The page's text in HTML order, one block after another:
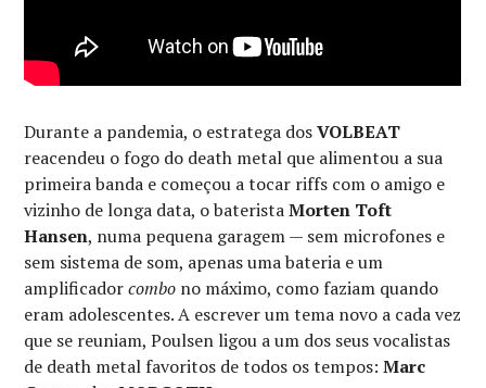
Durante a pandemia, o estratega dosVOLBEAT
reacendeu o fogo do death metal que alimentou a sua
primeira banda e começou a tocar riffs com o amigo e
vizinho de longa data, o bateristaMorten Toft
Hansen, numa pequena garagem — sem microfones e
sem sistema de som, apenas uma bateria e um
amplificadorcombo no máximo, como faziam quando
eram adolescentes. A escrever um tema novo a cada vez
que se reuniam, Poulsen ligou a um dos seus vocalistas
de death metal favoritos de todos os tempos:Marc